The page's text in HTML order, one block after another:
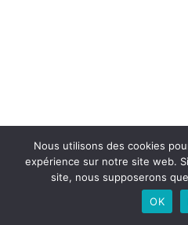
Nous utilisons des cookies
expérience sur notre site web.
site, nous supposerons
OK